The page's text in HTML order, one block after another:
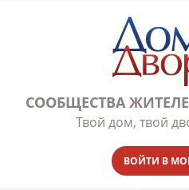
СООБЩЕСТВА
Твой дом, твой
ВОЙТИ В